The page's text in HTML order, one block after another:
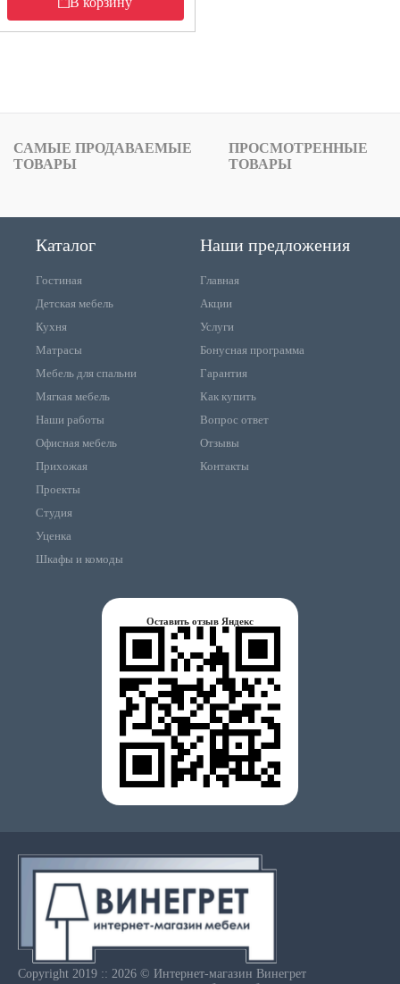
САМЫЕ ПРОДАВАЕМЫЕ
ТОВАРЫ
ПРОСМОТРЕННЫЕ
ТОВАРЫ
Каталог
Гостиная
Детская мебель
Кухня
Матрасы
Мебель для спальни
Мягкая мебель
Наши работы
Офисная мебель
Прихожая
Проекты
Студия
Уценка
Шкафы и комоды
Наши предложения
Главная
Акции
Услуги
Бонусная программа
Гарантия
Как купить
Вопрос ответ
Отзывы
Контакты
Оставить отзыв Яндекс
Copyright 2019 :: 2026 © Интернет-магазин Винегрет